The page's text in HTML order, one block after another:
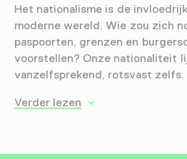
Het nationalisme is de
moderne wereld. Wie zou zich
paspoorten, grenzen en
voorstellen? Onze nationaliteit
vanzelfsprekend, rotsvast
Verder lezen